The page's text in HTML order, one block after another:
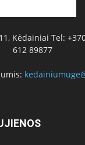
Kėdainiai Tel:
612 89877